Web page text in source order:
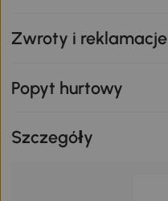
Zwroty i reklamacje
Popyt hurtowy
Szczegóły